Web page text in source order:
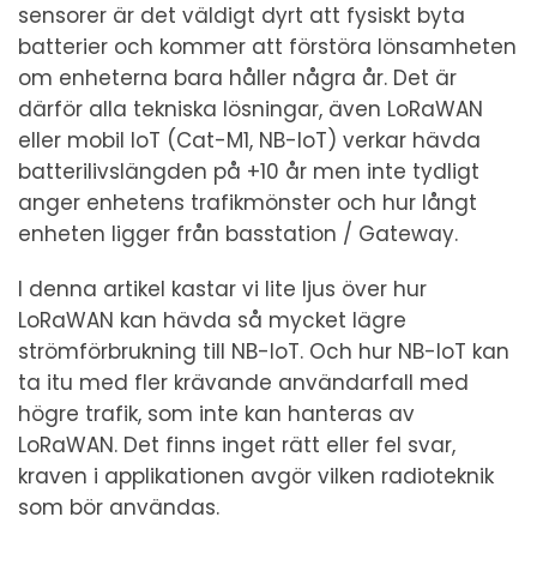
sensorer är det väldigt dyrt att fysiskt byta
batterier och kommer att förstöra lönsamheten
om enheterna bara håller några år. Det är
därför alla tekniska lösningar, även LoRaWAN
eller mobil IoT (Cat-M1, NB-IoT) verkar hävda
batterilivslängden på +10 år men inte tydligt
anger enhetens trafikmönster och hur långt
enheten ligger från basstation / Gateway.
I denna artikel kastar vi lite ljus över hur
LoRaWAN kan hävda så mycket lägre
strömförbrukning till NB-IoT. Och hur NB-IoT kan
ta itu med fler krävande användarfall med
högre trafik, som inte kan hanteras av
LoRaWAN. Det finns inget rätt eller fel svar,
kraven i applikationen avgör vilken radioteknik
som bör användas.